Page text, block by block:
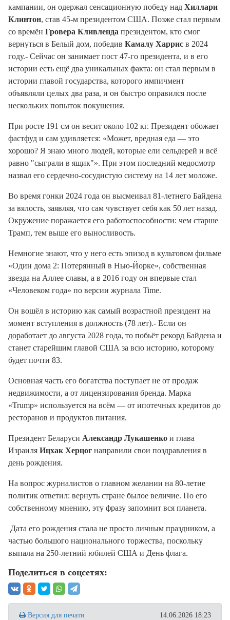
кампании, он одержал сенсационную победу над Хиллари
Клинтон, став 45-м президентом США. Позже стал первым
со времён Гровера Кливленда президентом, кто смог
вернуться в Белый дом, победив Камалу Харрис в 2024
году.- Сейчас он занимает пост 47-го президента, и в его
истории есть ещё два уникальных факта: он стал первым в
истории главой государства, которого импичмент
объявляли целых два раза, и он быстро оправился после
нескольких попыток покушения.
При росте 191 см он весит около 102 кг. Президент обожает
фастфуд и сам удивляется: «Может, вредная еда — это
хорошо? Я знаю много людей, которые ели сельдерей и всё
равно "сыграли в ящик"». При этом последний медосмотр
назвал его сердечно-сосудистую систему на 14 лет моложе.
Во время гонки 2024 года он высмеивал 81-летнего Байдена
за вялость, заявляя, что сам чувствует себя как 50 лет назад.
Окружение поражается его работоспособности: чем старше
Трамп, тем выше его выносливость.
Немногие знают, что у него есть эпизод в культовом фильме
«Один дома 2: Потерянный в Нью-Йорке», собственная
звезда на Аллее славы, а в 2016 году он впервые стал
«Человеком года» по версии журнала Time.
Он вошёл в историю как самый возрастной президент на
момент вступления в должность (78 лет).- Если он
доработает до августа 2028 года, то побьёт рекорд Байдена и
станет старейшим главой США за всю историю, которому
будет почти 83.
Основная часть его богатства поступает не от продаж
недвижимости, а от лицензирования бренда. Марка
«Trump» используется на всём — от ипотечных кредитов до
ресторанов и продуктов питания.
Президент Беларуси Александр Лукашенко и глава
Израиля Ицхак Херцог направили свои поздравления в
день рождения.
На вопрос журналистов о главном желании на 80-летие
политик ответил: вернуть стране былое величие. По его
собственному мнению, эту фразу запомнит вся планета.
Дата его рождения стала не просто личным праздником, а
частью большого национального торжества, поскольку
выпала на 250-летний юбилей США и День флага.
Поделиться в соцсетях:
Версия для печати 14.06.2026 18:23